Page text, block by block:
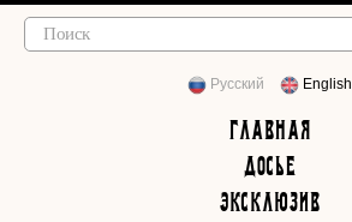
Русский English
Главная
Досье
Эксклюзив